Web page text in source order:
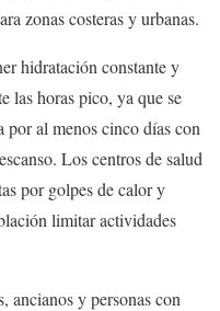
zonas costeras y urbanas.
hidratación constante y
las horas pico, ya que se
por al menos cinco días con
Los centros de salud
por golpes de calor y
limitar actividades
ancianos y personas con